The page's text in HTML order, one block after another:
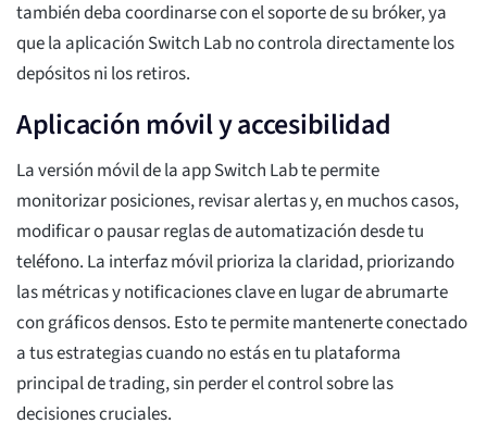
también deba coordinarse con el soporte de su bróker, ya
que la aplicación Switch Lab no controla directamente los
depósitos ni los retiros.
Aplicación móvil y accesibilidad
La versión móvil de la app Switch Lab te permite
monitorizar posiciones, revisar alertas y, en muchos casos,
modificar o pausar reglas de automatización desde tu
teléfono. La interfaz móvil prioriza la claridad, priorizando
las métricas y notificaciones clave en lugar de abrumarte
con gráficos densos. Esto te permite mantenerte conectado
a tus estrategias cuando no estás en tu plataforma
principal de trading, sin perder el control sobre las
decisiones cruciales.